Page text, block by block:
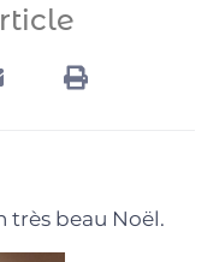
très beau Noël.